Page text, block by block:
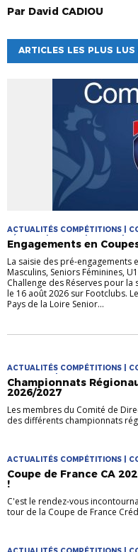
Par David CADIOU
ARTICLES LES PLUS LUS
ACTUALITÉS COMPÉTITIONS |
FÉMININE | FUTSAL | JEUNES |
Engagements en
La saisie des pré-engagements
Masculins, Seniors Féminines,
Challenge des Réserves pour
le 16 août 2026 sur Footclubs.
Pays de la Loire Senior...
ACTUALITÉS COMPÉTITIONS |
PRATIQUES | PRATIQUES JEUNES
Championnats
2026/2027
Les membres du Comité de
des différents championnats
ACTUALITÉS COMPÉTITIONS |
COUPES NATIONALES
Coupe de France CA
!
C'est le rendez-vous
tour de la Coupe de France